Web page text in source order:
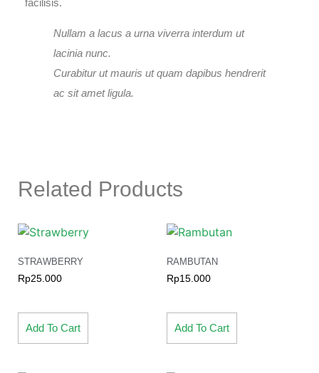
facilisis.
Nullam a lacus a urna viverra interdum ut
lacinia nunc.
Curabitur ut mauris ut quam dapibus hendrerit
ac sit amet ligula.
Related Products
STRAWBERRY
Rp25.000
Add To Cart
RAMBUTAN
Rp15.000
Add To Cart